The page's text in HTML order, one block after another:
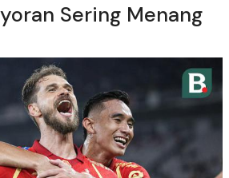
Sering Menang